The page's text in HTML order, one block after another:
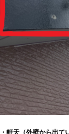
・軒天（外壁から出て